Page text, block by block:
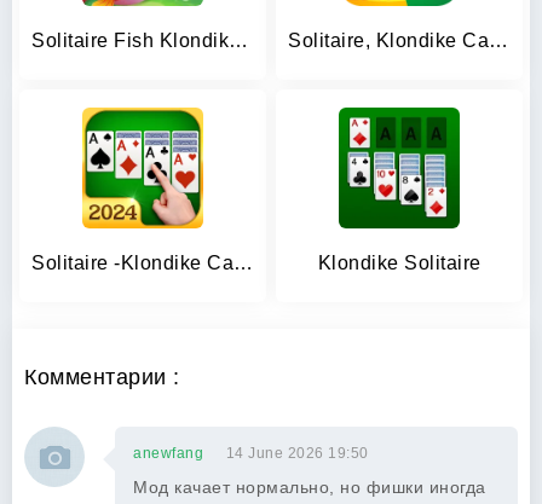
Solitaire Fish Klondike Card Solitaire, Klondike Card Games
Solitaire -Klondike Card Games Klondike Solitaire
Комментарии :
anewfang 14 June 2026 19:50
Мод качает нормально, но фишки иногда